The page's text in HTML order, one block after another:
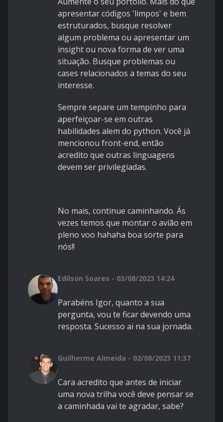
apresentar códigos 'limpos' e bem
estruturados, busque resolver
algum problema ou apresentar um
insight ou nova forma de ver uma
situação. Busque problemas ou
cases relacionados a temas do seu
interesse.
Sempre separe um tempinho para
aperfeiçoar-se em outras
habilidades alem do python. Você já
mencionou front-end, então
acredito que outras linguagens
devem ser privilegiadas.
No mais, continue caminhando. Ás
vezes temos que montar o avião em
pleno voo hahaha boa sorte para
nós!!
Edilson Soares - 03/08/2023 14:24
Parabéns Igor, quanto a sua
pergunta, vou te ficar devendo uma
resposta. Sucesso ai na sua jornada.
Guilherme Almeida - 02/08/2023 11:37
Cara acredito que antes de iniciar
uma nova trilha você deve pensar se
a caminhada vai te agradar, sabe?